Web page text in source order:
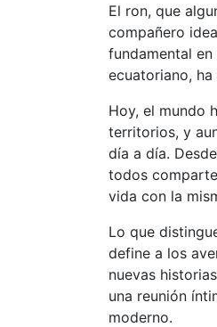
El ron, que
compañero
fundamental
ecuatoriano,
Hoy, el mundo
territorios, y
día a día.
todos
vida con la
Lo que
define a los
nuevas
una reunión
moderno.